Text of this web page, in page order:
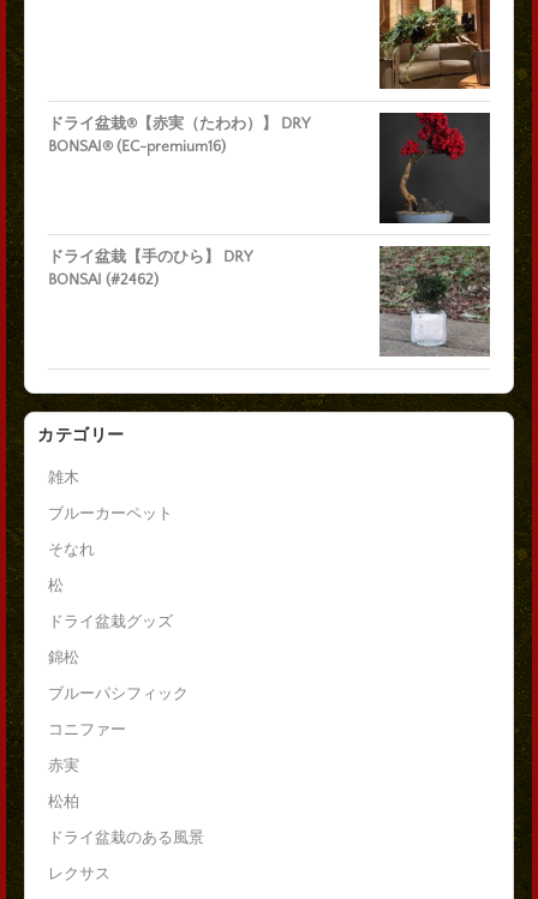
ドライ盆栽®【赤実（たわわ）】 DRY
BONSAI® (EC-premium16)
ドライ盆栽【手のひら】 DRY
BONSAI (#2462)
カテゴリー
雑木
ブルーカーペット
そなれ
松
ドライ盆栽グッズ
錦松
ブルーパシフィック
コニファー
赤実
松柏
ドライ盆栽のある風景
レクサス